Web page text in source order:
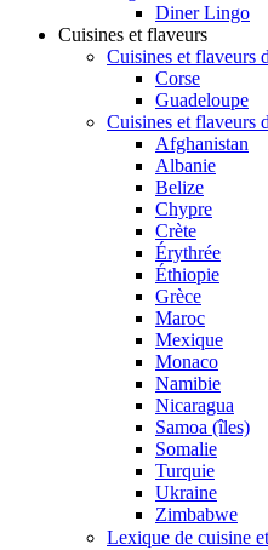
Diner Lingo
Cuisines et flaveurs
Cuisines et flaveurs
Corse
Guadeloupe
Cuisines et flaveurs
Afghanistan
Albanie
Belize
Chypre
Crète
Érythrée
Éthiopie
Grèce
Maroc
Mexique
Monaco
Namibie
Nicaragua
Samoa (îles)
Somalie
Turquie
Ukraine
Zimbabwe
Lexique de cuisine